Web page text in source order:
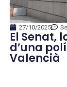
27/10/2025
El Senat,
d’una
Valencià